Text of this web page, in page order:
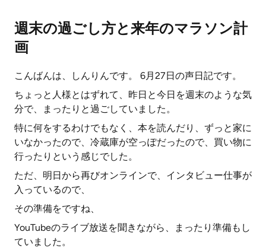
週末の過ごし方と来年のマラソン計
画
こんばんは、しんりんです。 6月27日の声日記です。
ちょっと人様とはずれて、昨日と今日を週末のような気
分で、まったりと過ごしていました。
特に何をするわけでもなく、本を読んだり、ずっと家に
いなかったので、冷蔵庫が空っぽだったので、買い物に
行ったりという感じでした。
ただ、明日から再びオンラインで、インタビュー仕事が
入っているので、
その準備をですね、
YouTubeのライブ放送を聞きながら、まったり準備もし
ていました。